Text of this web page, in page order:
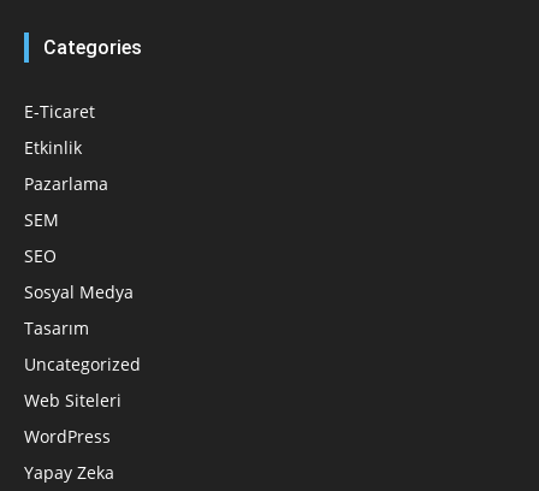
Categories
E-Ticaret
Etkinlik
Pazarlama
SEM
SEO
Sosyal Medya
Tasarım
Uncategorized
Web Siteleri
WordPress
Yapay Zeka